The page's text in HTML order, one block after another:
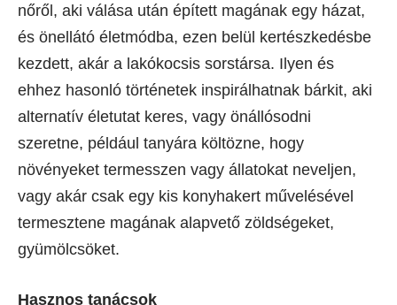
nőről, aki válása után épített magának egy házat,
és önellátó életmódba, ezen belül kertészkedésbe
kezdett, akár a lakókocsis sorstársa. Ilyen és
ehhez hasonló történetek inspirálhatnak bárkit, aki
alternatív életutat keres, vagy önállósodni
szeretne, például tanyára költözne, hogy
növényeket termesszen vagy állatokat neveljen,
vagy akár csak egy kis konyhakert művelésével
termesztene magának alapvető zöldségeket,
gyümölcsöket.
Hasznos tanácsok